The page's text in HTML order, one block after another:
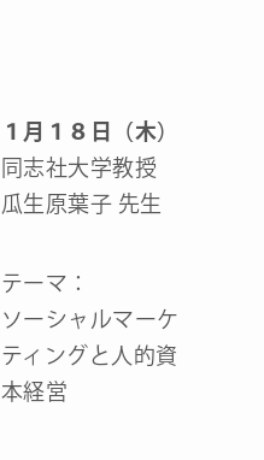
１月１８日（木）
同志社大学教授
瓜生原葉子 先生
テーマ：
ソーシャルマーケ
ティングと人的資
本経営